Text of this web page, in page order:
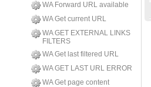
WA Forward URL available
WA Get current URL
WA GET EXTERNAL LINKS
FILTERS
WA Get last filtered URL
WA GET LAST URL ERROR
WA Get page content